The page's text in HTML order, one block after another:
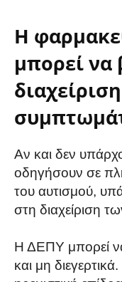
Η
μπορεί να
Αν και δεν
οδηγήσουν σε
του αυτισμού,
στη διαχείριση
Η ΔΕΠΥ μπορεί να
και μη